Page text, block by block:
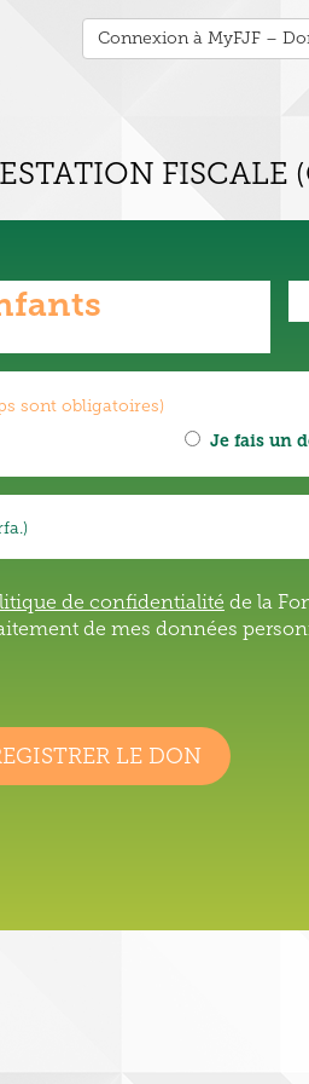
Connexion à MyFJF –
FISCALE
sont obligatoires)
Je fais un
de confidentialité de la
de mes données